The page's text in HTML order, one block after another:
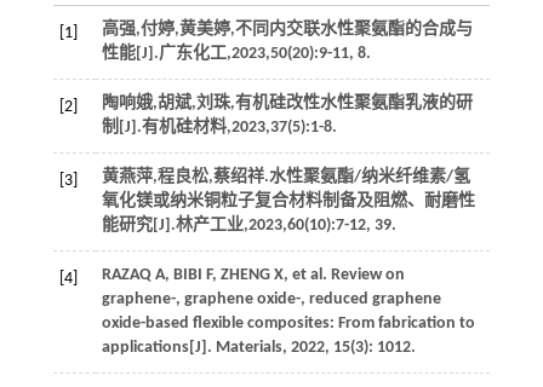
[1]
高强,付婷,黄美婷,不同内交联水性聚氨酯的合成与
性能[J].广东化工,2023,50(20):9-11, 8.
[2]
陶响娥,胡斌,刘珠,有机硅改性水性聚氨酯乳液的研
制[J].有机硅材料,2023,37(5):1-8.
[3]
黄燕萍,程良松,蔡绍祥.水性聚氨酯/纳米纤维素/氢
氧化镁或纳米铜粒子复合材料制备及阻燃、耐磨性
能研究[J].林产工业,2023,60(10):7-12, 39.
[4] RAZAQ A, BIBI F, ZHENG X, et al. Review on
graphene-, graphene oxide-, reduced graphene
oxide-based flexible composites: From fabrication to
applications[J]. Materials, 2022, 15(3): 1012.